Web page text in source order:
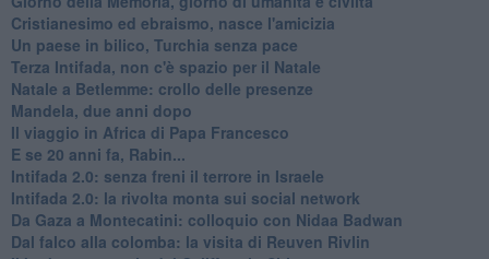
Cristianesimo ed ebraismo, nasce l'amicizia
Un paese in bilico, Turchia senza pace
Terza Intifada, non c'è spazio per il Natale
Natale a Betlemme: crollo delle presenze
Mandela, due anni dopo
Il viaggio in Africa di Papa Francesco
E se 20 anni fa, Rabin...
Intifada 2.0: senza freni il terrore in Israele
Intifada 2.0: la rivolta monta sui social network
Da Gaza a Montecatini: colloquio con Nidaa Badwan
Dal falco alla colomba: la visita di Reuven Rivlin